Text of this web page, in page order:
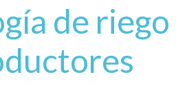
de riego